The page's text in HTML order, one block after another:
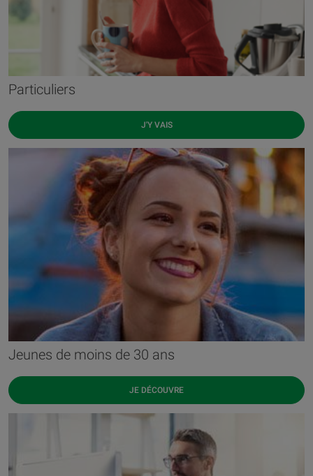
Particuliers
J'Y VAIS
Jeunes de moins de 30 ans
JE DÉCOUVRE